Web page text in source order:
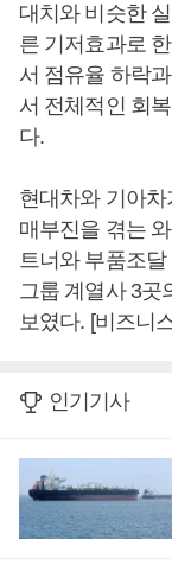
대치와 비슷한
른 기저효과로
서 점유율 하락
서 전체적인 회
다.
현대차와 기아
매부진을 겪는
트너와 부품조
그룹 계열사 3곳
보였다. [비즈니
인기기사